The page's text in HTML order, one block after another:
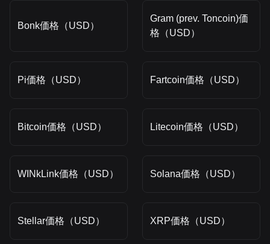
Bonk価格（USD）
Gram (prev. Toncoin)価
格（USD）
Pi価格（USD） Fartcoin価格（USD）
Bitcoin価格（USD） Litecoin価格（USD）
WINkLink価格（USD） Solana価格（USD）
Stellar価格（USD） XRP価格（USD）